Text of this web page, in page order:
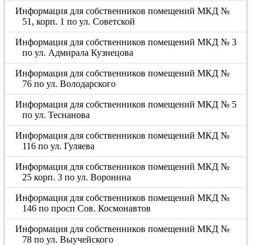
Информация для собственников помещений МКД №
51, корп. 1 по ул. Советской
Информация для собственников помещений МКД № 3
по ул. Адмирала Кузнецова
Информация для собственников помещений МКД №
76 по ул. Володарского
Информация для собственников помещений МКД № 5
по ул. Теснанова
Информация для собственников помещений МКД №
116 по ул. Гуляева
Информация для собственников помещений МКД №
25 корп. 3 по ул. Воронина
Информация для собственников помещений МКД №
146 по просп Сов. Космонавтов
Информация для собственников помещений МКД №
78 по ул. Выучейского